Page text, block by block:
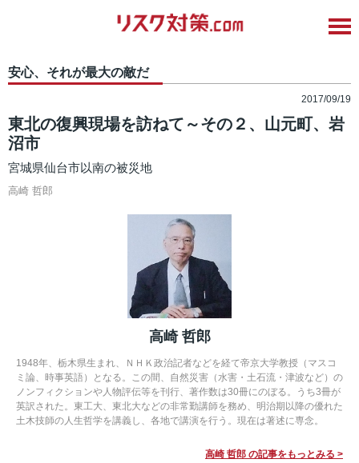
安心、それが最大の敵だ
2017/09/19
東北の復興現場を訪ねて～その２、山元町、岩
沼市
宮城県仙台市以南の被災地
高崎 哲郎
高崎 哲郎
1948年、栃木県生まれ、ＮＨＫ政治記者などを経て帝京大学教授（マスコ
ミ論、時事英語）となる。この間、自然災害（水害・土石流・津波など）の
ノンフィクションや人物評伝等を刊行、著作数は30冊にのぼる。うち3冊が
英訳された。東工大、東北大などの非常勤講師を務め、明治期以降の優れた
土木技師の人生哲学を講義し、各地で講演を行う。現在は著述に専念。
高崎 哲郎 の記事をもっとみる >